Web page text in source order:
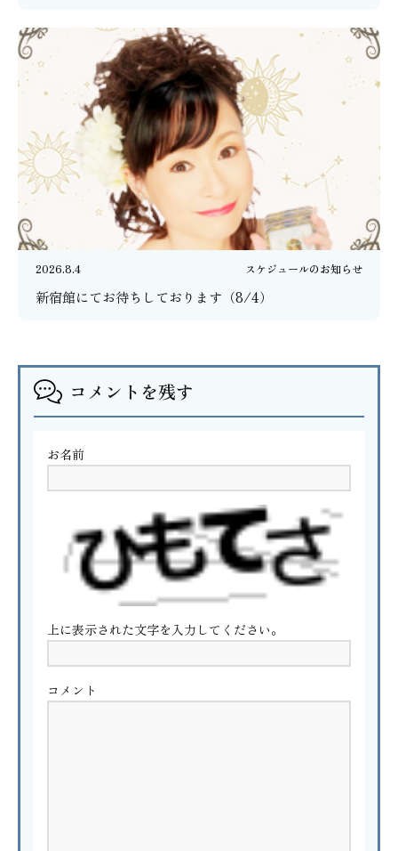
2026.8.4 スケジュールのお知らせ
新宿館にてお待ちしております（8/4）
コメントを残す
お名前
上に表示された文字を入力してください。
コメント